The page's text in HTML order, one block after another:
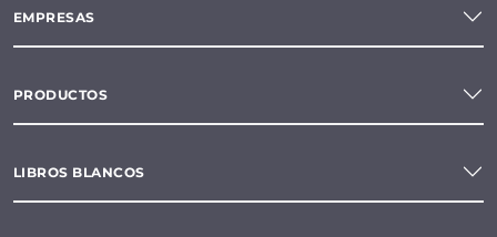
EMPRESAS
PRODUCTOS
LIBROS BLANCOS